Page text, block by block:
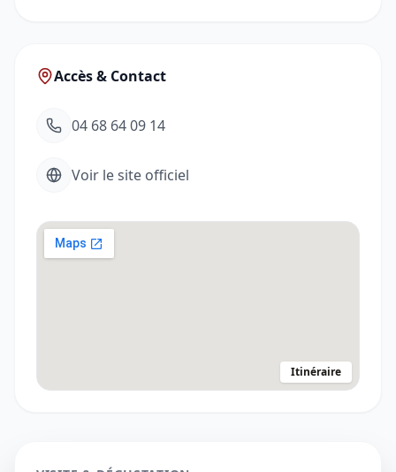
Accès & Contact
04 68 64 09 14
Voir le site officiel
Itinéraire